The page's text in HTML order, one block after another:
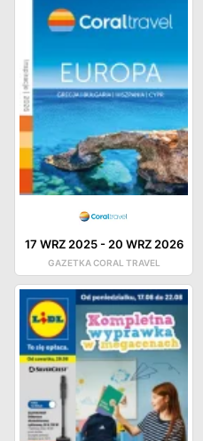
17 WRZ 2025-20 WRZ 2026
GAZETKA CORAL TRAVEL